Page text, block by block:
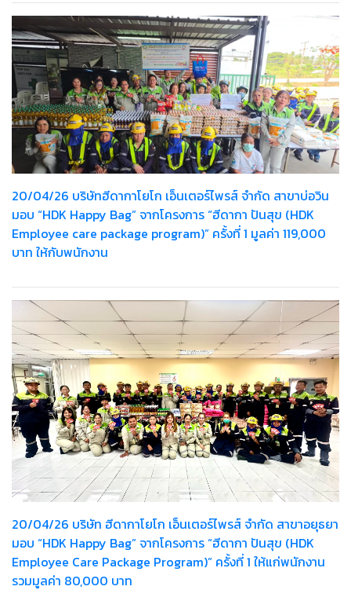
20/04/26 บริษัทฮีดากาโยโก เอ็นเตอร์ไพรส์ จำกัด สาขาบ่อวิน
มอบ “HDK Happy Bag” จากโครงการ “ฮีดากา ปันสุข (HDK
Employee care package program)” ครั้งที่ 1 มูลค่า 119,000
บาท ให้กับพนักงาน
20/04/26 บริษัท ฮีดากาโยโก เอ็นเตอร์ไพรส์ จำกัด สาขาอยุธยา
มอบ “HDK Happy Bag” จากโครงการ “ฮีดากา ปันสุข (HDK
Employee Care Package Program)” ครั้งที่ 1 ให้แก่พนักงาน
รวมมูลค่า 80,000 บาท